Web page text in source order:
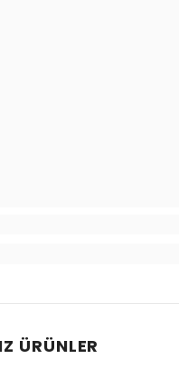
ÜRÜNLER